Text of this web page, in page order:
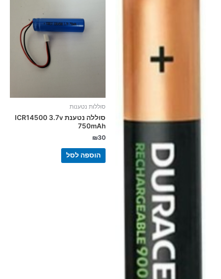
סוללות נטענות
סוללה נטענת ICR14500 3.7v
750mAh
₪30
הוספה לסל